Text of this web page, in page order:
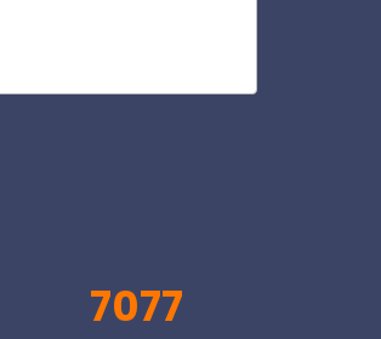
7077